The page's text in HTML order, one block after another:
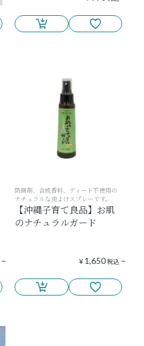
防腐剤、合成香料、ディート不使用の
ナチュラルな虫よけスプレーです。
【沖縄子育て良品】お肌
のナチュラルガード
¥ 1,650税込